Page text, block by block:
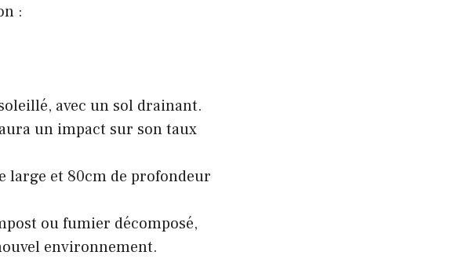
:
avec un sol drainant.
un impact sur son taux
large et 80cm de profondeur
ou fumier décomposé,
environnement.